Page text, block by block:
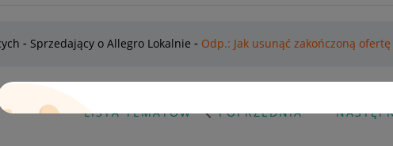
Sprzedający o Allegro Lokalnie Odp.: Jak usunąć zakończoną
LISTA TEMATÓW POPRZEDNIA